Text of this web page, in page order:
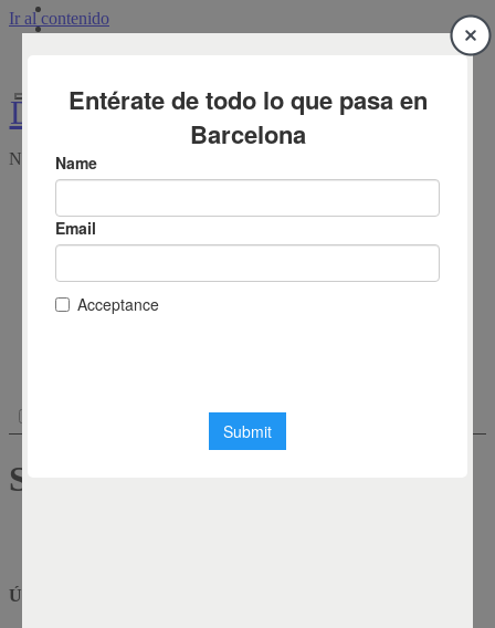
Ir al contenido
Diari de Barcelona
Notícies de Barcelona en temps real
Catalunya
Esports
FC Barcelona
Societat
Últimes notícies